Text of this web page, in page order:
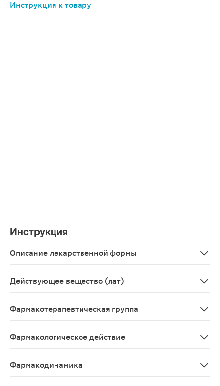
Инструкция к товару
Инструкция
Описание лекарственной формы
Действующее вещество (лат)
Фармакотерапевтическая группа
Фармакологическое действие
Фармакодинамика